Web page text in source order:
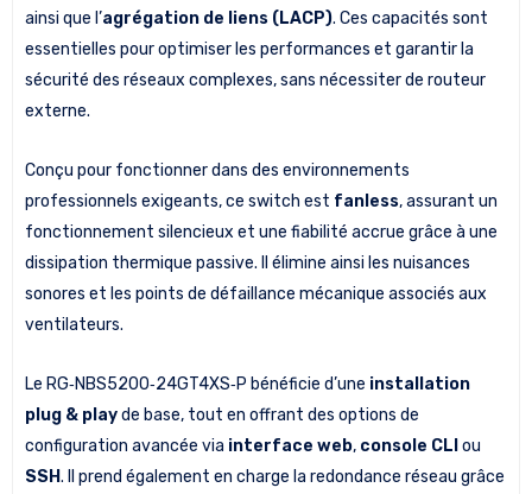
ainsi que l’agrégation de liens (LACP). Ces capacités sont
essentielles pour optimiser les performances et garantir la
sécurité des réseaux complexes, sans nécessiter de routeur
externe.
Conçu pour fonctionner dans des environnements
professionnels exigeants, ce switch est fanless, assurant un
fonctionnement silencieux et une fiabilité accrue grâce à une
dissipation thermique passive. Il élimine ainsi les nuisances
sonores et les points de défaillance mécanique associés aux
ventilateurs.
Le RG‑NBS5200‑24GT4XS‑P bénéficie d’une installation
plug & playde base, tout en offrant des options de
configuration avancée via interface web, console CLI ou
SSH. Il prend également en charge la redondance réseau grâce